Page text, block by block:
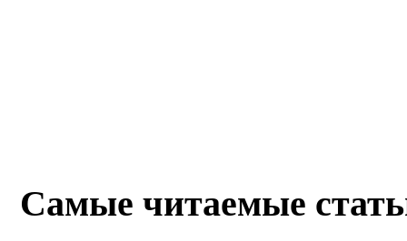
Самые читаемые